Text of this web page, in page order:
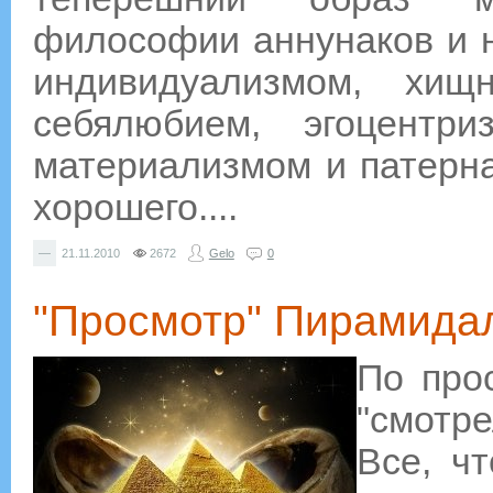
философии аннунаков и
индивидуализмом,
себялюбием,
материализмом и
хорошего....
— 21.11.2010 2672 Gelo 0
"Просмотр"
По
Все,